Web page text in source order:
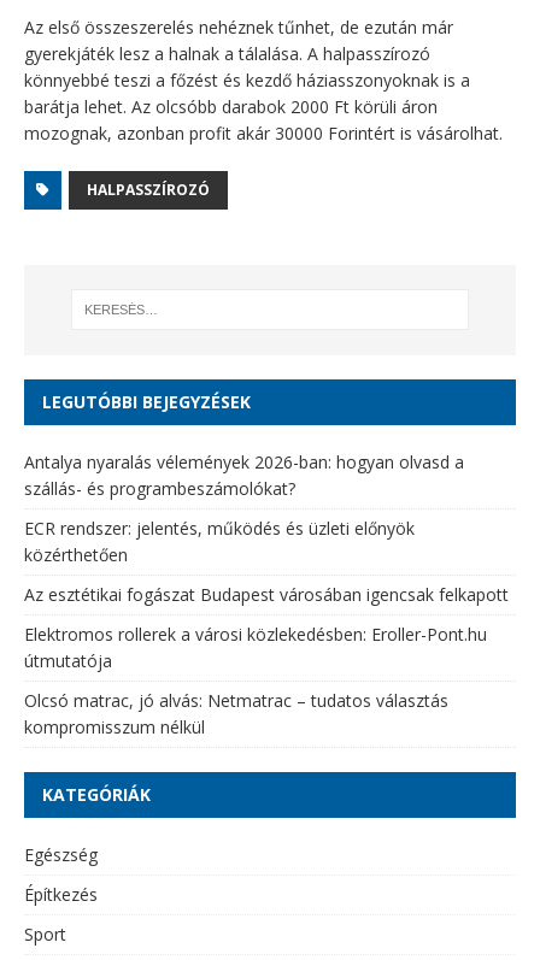
Az első összeszerelés nehéznek tűnhet, de ezután már
gyerekjáték lesz a halnak a tálalása. A halpasszírozó
könnyebbé teszi a főzést és kezdő háziasszonyoknak is a
barátja lehet. Az olcsóbb darabok 2000 Ft körüli áron
mozognak, azonban profit akár 30000 Forintért is vásárolhat.
HALPASSZÍROZÓ
LEGUTÓBBI BEJEGYZÉSEK
Antalya nyaralás vélemények 2026-ban: hogyan olvasd a
szállás- és programbeszámolókat?
ECR rendszer: jelentés, működés és üzleti előnyök
közérthetően
Az esztétikai fogászat Budapest városában igencsak felkapott
Elektromos rollerek a városi közlekedésben: Eroller-Pont.hu
útmutatója
Olcsó matrac, jó alvás: Netmatrac – tudatos választás
kompromisszum nélkül
KATEGÓRIÁK
Egészség
Építkezés
Sport